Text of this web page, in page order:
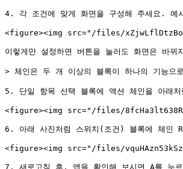
4. 각 조건에 맞게 화면을 구성해 주세요. 예
<figure><img src="/files/
이렇게만 설정하면 버튼을 눌러도 화면은 바
> 체인은 두 개 이상의 블록이 하나의 기능으
5. 단일 항목 선택 블록에 액션 체인을 아래
<figure><img src="/files/
6. 아래 사진처럼 스위치(조건) 블록에 체인
<figure><img src="/files/
7. 새로고침 후, 앱을 확인해 보시면 A를 누